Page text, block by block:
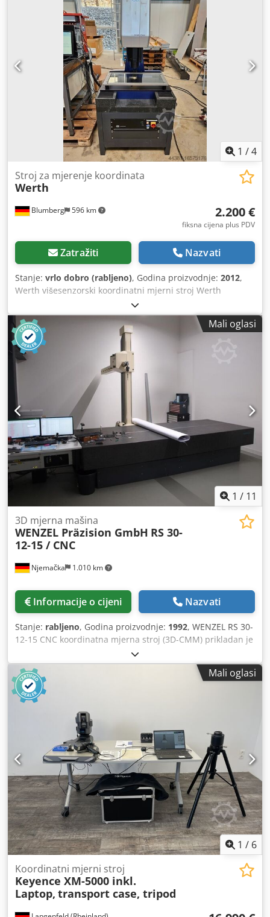
ćemo vam organizirati povoljan prijevoz! Dobit ćete uredan
račun. Za strane kupce moguće je izraditi i neto račun.
Preduvjet je važeći PDV identifikacijski broj. Pravo na
prodaju zadržavamo. Cedpfxsznkulj Aa Dsha Posjetite našu
trgovinu i pogledajte naše ostale ponude. Navedena imena
tvrtki i robne marke su vlasništvo njihovih nositelja i služe
isključivo za identifikaciju i opis proizvoda. Moguće su
odstupanja od tehničkih podataka, kao i pogreške u opisu
proizvoda, što se unaprijed zadržava.
1 /4
Blumberg 596 km
Stroj za mjerenje koordinata
Werth
2.200 €
fiksna cijena plus PDV
Zatražiti Nazvati
Stanje: vrlo dobro (rabljeno), Godina proizvodnje: 2012,
Werth višesenzorski koordinatni mjerni stroj Werth
višesenzorski koordinatni mjerni stroj Tip: Scope Check
200x200x200/Z/S 3D CNC Godina proizvodnje: 2012 Težina:
cca 260 kg Raspon mjerenja: X=200 Y=200 Z=200mm
Dimenzije uređaja: Š=750 D=740 V=1700mm Pogon:
Kuglični vijak sa servo motorima Chjdpfxot H I Ake Aa Dsa
Vrsta mjerenja: optičko Mjerni program: WinWerth
(Windows 7 računalo) Pribor: Priručnici Dokumenti 2
zaslona PC Tipkovnica joystick
Mali oglasi
1 / 11
Njemačka 1.010 km
3D mjerna mašina
WENZEL Präzision GmbH RS 30-
12-15 / CNC
Informacije o cijeni Nazvati
Stanje: rabljeno, Godina proizvodnje: 1992, WENZEL RS 30-
12-15 CNC koordinatna mjerna stroj (3D-CMM) prikladan je
za precizne 3D mjernje u kontroli kvalitete, mjerenju
tijekom proizvodnje i kontroli ulazne robe. Chjdpjzqc Hrefx
Aa Dsa Opremljen je CNC upravljačkim sustavom i
sustavom za ispitivanje Renishaw PH10 / TP20. Veliki
raspon mjerenja od 3.000 x 2.000 x 1.500 mm (X/Y/Z)
omogućuje mjerenje velikih dijelova. Stroj je idealan za
upotrebu u proizvodnji alata, kalupa i strojeva, kao i
svugdje gdje su potrebna visoko precizna koordinatna
mjerenja.
Mali oglasi
1 / 6
Koordinatni mjerni stroj
Keyence XM-5000 inkl.
Laptop, transport case, tripod